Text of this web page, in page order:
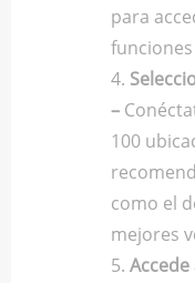
para
funciones
–
100
como el
mejores